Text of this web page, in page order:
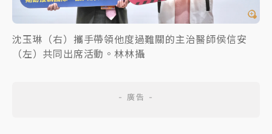
沈玉琳（右）攜手帶領他度過難關的主治醫師侯信安
（左）共同出席活動。林林攝